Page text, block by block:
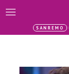
SANREMO